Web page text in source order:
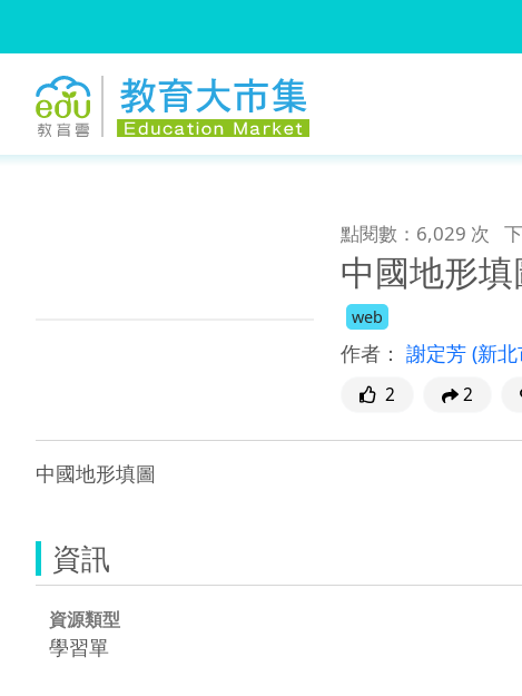
點閱數：6,029 次
中國地形填
web
作者： 謝定芳 (新
2 2
中國地形填圖
資訊
資源類型
學習單